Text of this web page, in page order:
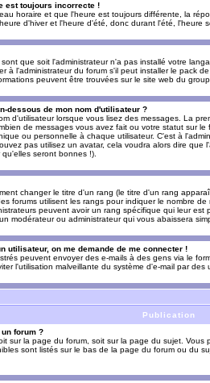
est toujours incorrecte !
horaire et que l'heure est toujours différente, la
d'hiver et l'heure d'été, donc durant l'été, l'heure
que soit l'administrateur n'a pas installé votre
à l'administrateur du forum s'il peut installer le pack
peuvent être trouvées sur le site web du
dessous de mon nom d'utilisateur ?
d'utilisateur lorsque vous lisez des messages. La
de messages vous avez fait ou votre statut sur
ou personnelle à chaque utilisateur. C'est à
pas utilisez un avatar, cela voudra alors dire
seront bonnes !).
changer le titre d'un rang (le titre d'un rang
forums utilisent les rangs pour indiquer le nombre
peuvent avoir un rang spécifique qui leur
modérateur ou administrateur qui vous abaissera
utilisateur, on me demande de me connecter !
peuvent envoyer des e-mails à des gens via le
l'utilisation malveillante du système d'e-mail par des
Publication
forum ?
sur la page du forum, soit sur la page du sujet.
sont listés sur le bas de la page du forum ou du